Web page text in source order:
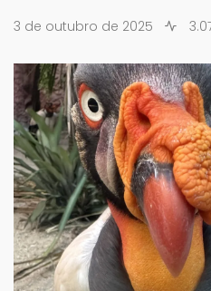
3 de outubro de 2025